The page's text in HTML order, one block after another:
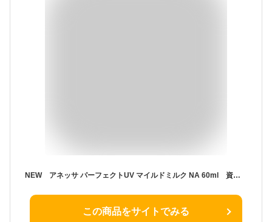
NEW アネッサ パーフェクトUV マイルドミルク NA 60ml 資生堂 クリックポスト発送
この商品をサイトでみる